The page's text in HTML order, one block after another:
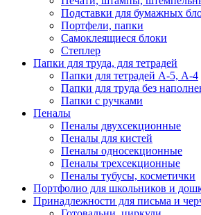
Подставки для бумажных
Портфели, папки
Самоклеящиеся блоки
Степлер
Папки для труда, для тетрадей
Папки для тетрадей А-5, А-4
Папки для труда без
Папки с ручками
Пеналы
Пеналы двухсекционные
Пеналы для кистей
Пеналы односекционные
Пеналы трехсекционные
Пеналы тубусы, косметички
Портфолио для школьников и
Принадлежности для письма и